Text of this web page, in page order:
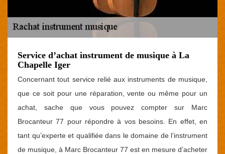
Service d’achat instrument de musique à La
Chapelle Iger
Concernant tout service relié aux instruments de musique,
que ce soit pour une réparation, vente ou même pour un
achat, sache que vous pouvez compter sur Marc
Brocanteur 77 pour répondre à vos besoins. En effet, en
tant qu’experte et qualifiée dans le domaine de l’instrument
de musique, à Marc Brocanteur 77 est en mesure d’acheter